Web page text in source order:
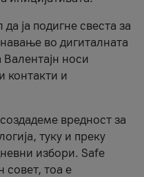
ја подигне свеста за
во дигиталната
носи
контакти и
вредност за
туку и преку
избори. Safe
совет, тоа е